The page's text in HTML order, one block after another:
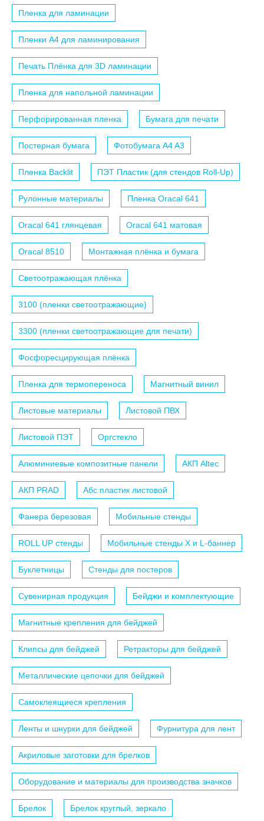
Пленка для ламинации
Пленки A4 для ламинирования
Печать Плёнка для 3D ламинации
Пленка для напольной ламинации
Перфорированная пленка Бумага для печати
Постерная бумага Фотобумага A4 A3
Пленка Backlit ПЭТ Пластик (для стендов Roll-Up)
Рулонные материалы Пленка Oracal 641
Oracal 641 глянцевая Oracal 641 матовая
Oracal 8510 Монтажная плёнка и бумага
Светоотражающая плёнка
3100 (пленки светоотражающие)
3300 (пленки светоотражающие для печати)
Фосфоресцирующая плёнка
Пленка для термопереноса Магнитный винил
Листовые материалы Листовой ПВХ
Листовой ПЭТ Оргстекло
Алюминиевые композитные панели АКП Altec
АКП PRAD Абс пластик листовой
Фанера березовая Мобильные стенды
ROLL UP стенды Мобильные стенды X и L-баннер
Буклетницы Стенды для постеров
Сувенирная продукция Бейджи и комплектующие
Магнитные крепления для бейджей
Клипсы для бейджей Ретракторы для бейджей
Металлические цепочки для бейджей
Самоклеящиеся крепления
Ленты и шнурки для бейджей Фурнитура для лент
Акриловые заготовки для брелков
Оборудование и материалы для производства значков
Брелок Брелок круглый, зеркало